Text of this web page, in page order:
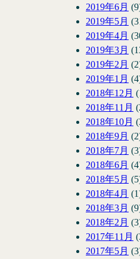
2019年6月
2019年5月
2019年4月
2019年3月
2019年2月
2019年1月
2018年12月
2018年11月
2018年10月
2018年9月
2018年7月
2018年6月
2018年5月
2018年4月
2018年3月
2018年2月
2017年11月
2017年5月